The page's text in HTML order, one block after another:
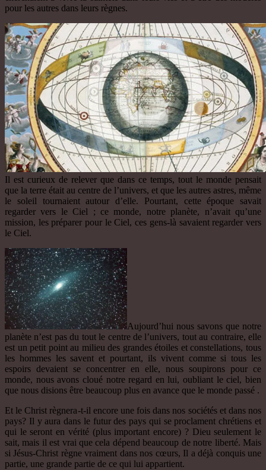
pour les autres dans leurs règnes.
Il est curieux de relever que dans ce temps, tout le monde pensait
que la terre était au centre de l’univers, et que les autres astres, même
le soleil tournaient autour d’elle. Pourtant, cette époque savait
regarder vers le Ciel ; ce monde, notre planète, n’avait qu’une
mission, les préparer pour le Ciel, ces gens-là savaient regarder vers
le Ciel.
Aujourd’hui nous savons que notre
planète n’est pas du tout le centre de l’univers, tout au contraire, elle
est un petit point au milieu des grandes étoiles et constellations, tous
les hommes les savent et pourtant, ils vivent comme si tous les
espoirs devaient se concentrer en elle, nous soupirons pour ce
monde, nous avons cloué notre regard en lui, oubliant le ciel, bien
que nous disions être beaucoup plus en avance que le monde passé .
Et le Christ règnera-t-il encore une fois dans nos sociétés et dans nos
pays? Il y aura dans le futur des pays qui se proclament chrétiens et
qui le seront en vérité (plus important encore) ? Dieu seulement le
sait, mais il est vrai que cela dépend beaucoup de notre liberté. Mais
si Jésus-Christ règne vraiment dans nos cœurs, Il a déjà conquis une
partie, une grande partie de ce qui lui appartient.